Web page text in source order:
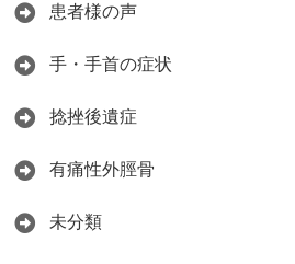
患者様の声
手・手首の症状
捻挫後遺症
有痛性外脛骨
未分類